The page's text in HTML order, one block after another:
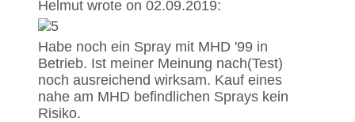
Helmut wrote on 02.09.2019:
Habe noch ein Spray mit MHD '99 in
Betrieb. Ist meiner Meinung nach(Test)
noch ausreichend wirksam. Kauf eines
nahe am MHD befindlichen Sprays kein
Risiko.